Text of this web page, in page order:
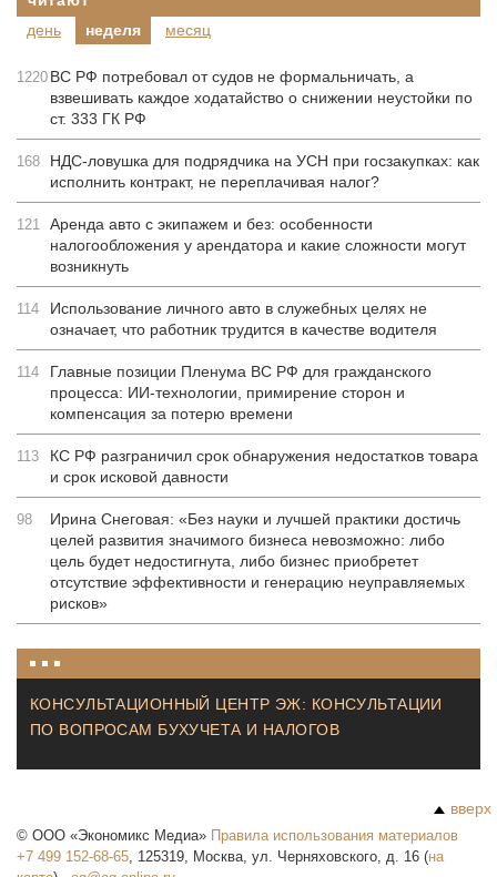
день
неделя месяц
1220 ВС РФ потребовал от судов не формальничать, а
взвешивать каждое ходатайство о снижении неустойки по
ст. 333 ГК РФ
168
НДС-ловушка для подрядчика на УСН при госзакупках: как
исполнить контракт, не переплачивая налог?
121 Аренда авто с экипажем и без: особенности
налогообложения у арендатора и какие сложности могут
возникнуть
114
Использование личного авто в служебных целях не
означает, что работник трудится в качестве водителя
114
Главные позиции Пленума ВС РФ для гражданского
процесса: ИИ-технологии, примирение сторон и
компенсация за потерю времени
113
КС РФ разграничил срок обнаружения недостатков товара
и срок исковой давности
98
Ирина Снеговая: «Без науки и лучшей практики достичь
целей развития значимого бизнеса невозможно: либо
цель будет недостигнута, либо бизнес приобретет
отсутствие эффективности и генерацию неуправляемых
рисков»
КОНСУЛЬТАЦИОННЫЙ ЦЕНТР ЭЖ: КОНСУЛЬТАЦИИ
ПО ВОПРОСАМ БУХУЧЕТА И НАЛОГОВ
вверх
© ООО «Экономикс Медиа» Правила использования материалов
+7 499 152-68-65, 125319, Москва, ул. Черняховского, д. 16 (на